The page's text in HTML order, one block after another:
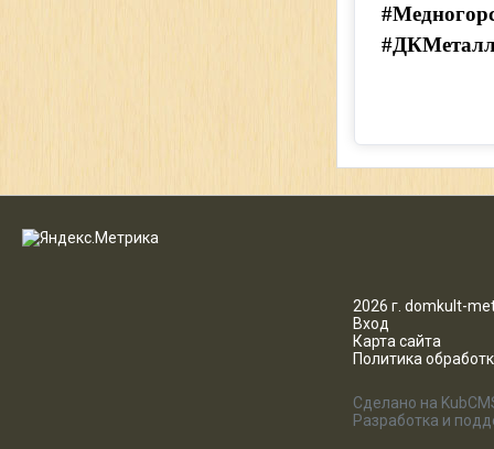
2026 г. domkult-
Вход
Карта сайта
Политика
Сделано на
Разработка и